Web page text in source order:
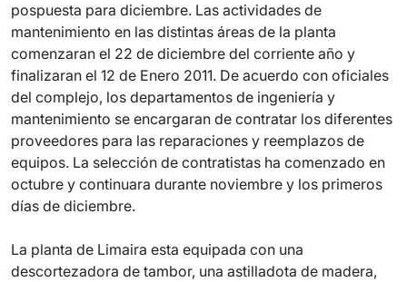
pospuesta para diciembre. Las actividades de
mantenimiento en las distintas áreas de la planta
comenzaran el 22 de diciembre del corriente año y
finalizaran el 12 de Enero 2011. De acuerdo con oficiales
del complejo, los departamentos de ingeniería y
mantenimiento se encargaran de contratar los diferentes
proveedores para las reparaciones y reemplazos de
equipos. La selección de contratistas ha comenzado en
octubre y continuara durante noviembre y los primeros
días de diciembre.
La planta de Limaira esta equipada con una
descortezadora de tambor, una astilladota de madera,